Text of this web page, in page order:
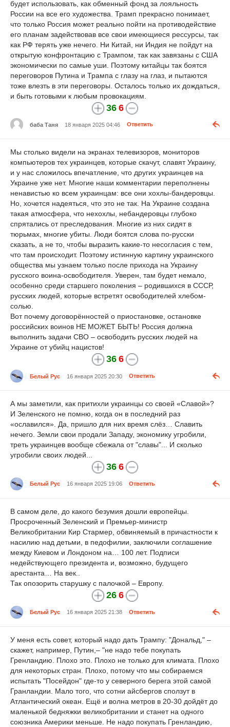
будет использовать, как обменный фонд за лояльность
России на все его художества. Трамп прекрасно понимает,
что только Россия может реально пойти на противодействие
его планам задействовав все свои имеющиеся рессурсы, так
как РФ терять уже нечего. Ни Китай, ни Индия не пойдут на
открытую конфронтацию с Трампом, так как завязаны с США
экономически по самые уши. Поэтому китайцы так боятся
переговоров Путина и Трампа с глазу на глаз, и пытаются
тоже влезть в эти переговоры. Осталось только их дождаться,
и быть готовыми к любым провокациям.
36 6
баба Таня 18 января 2025 04:46 Ответить
Мы столько видели на экранах телевизоров, мониторов
компьютеров тех украинцев, которые скачут, славят Украину,
и у нас сложилось впечатление, что других украинцев на
Украине уже нет. Многие наши комментарии переполнены
ненавистью ко всем украинцам: все они хохлы-бандеровцы.
Но, хочется надеяться, что это не так. На Украине создана
такая атмосфера, что нехохлы, небандеровцы глубоко
спрятались от преследования. Многие из них сидят в
тюрьмах, многие убиты. Люди боятся слова по-русски
сказать, а не то, чтобы выразить какие-то несогласия с тем,
что там происходит. Поэтому истинную картину украинского
общества мы узнаем только после прихода на Украину
русского воина-освободителя. Уверен, там будет немало,
особенно среди старшего поколения – родившихся в СССР,
русских людей, которые встретят освободителей хлебом-
солью.
Вот почему договорённостей о приостановке, остановке
российских воинов НЕ МОЖЕТ БЫТЬ! Россия должна
выполнить задачи СВО – освободить русских людей на
Украине от убийц нацистов!
36 6
Белый Рус 16 января 2025 20:30 Ответить
А мы заметили, как притихли украинцы со своей «Славой»?
И Зеленского не помню, когда он в последний раз
«ославился». Да, пришло для них время слёз… Славить
нечего. Земли свои продали Западу, экономику угробили,
треть украинцев вообще сбежала от "славы"... И сколько
угробили своих людей...
36 6
Белый Рус 16 января 2025 19:06 Ответить
В самом деле, до какого безумия дошли европейцы.
Просроченный Зеленский и Премьер-министр
Великобритании Кир Стармер, обвиняемый в причастности к
насилию над детьми, в педофилии, заключили соглашение
между Киевом и Лондоном на… 100 лет. Подписи
недействующего президента и, возможно, будущего
арестанта… На век..
Так опозорить старушку с палочкой – Европу.
26 6
Белый Рус 16 января 2025 21:38 Ответить
У меня есть совет, который надо дать Трампу: "Дональд," –
скажет, например, Путин,– "не надо тебе покупать
Гренландию. Плохо это. Плохо не только для климата. Плохо
для некоторых стран. Плохо, потому что мы собираемся
испытать "Посейдон" где-то у северного берега этой самой
Гранландии. Мало того, что сотни айсбергов сползут в
Атлантический океан. Ещё и волна метров в 20-30 дойдёт до
маленькой бедняжки великобритании и станет на одного
союзника Америки меньше. Не надо покупать Гренландию,